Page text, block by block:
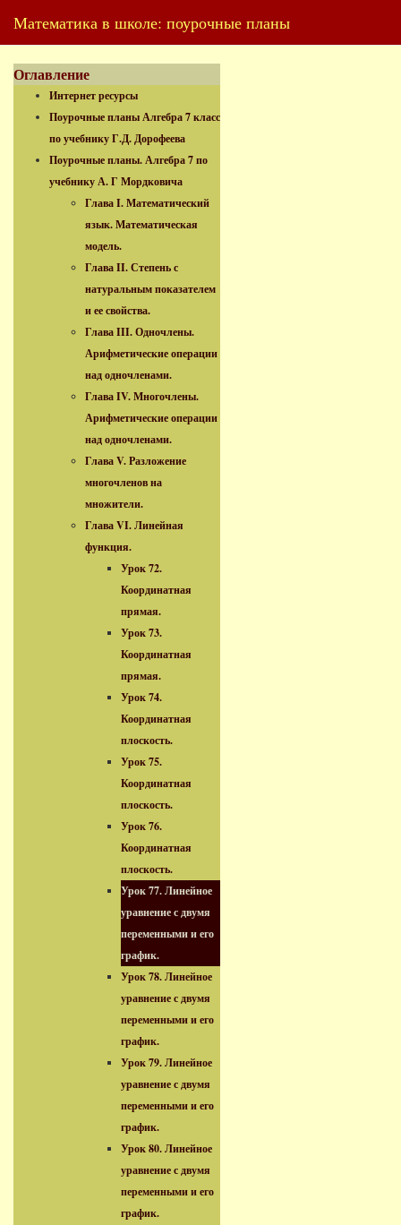
Математика в школе: поурочные планы
Оглавление
Интернет ресурсы
Поурочные планы Алгебра 7 класс
по учебнику Г.Д. Дорофеева
Поурочные планы. Алгебра 7 по
учебнику А. Г Мордковича
Глава I. Математический
язык. Математическая
модель.
Глава II. Степень с
натуральным показателем
и ее свойства.
Глава III. Одночлены.
Арифметические операции
над одночленами.
Глава IV. Многочлены.
Арифметические операции
над одночленами.
Глава V. Разложение
многочленов на
множители.
Глава VI. Линейная
функция.
Урок 72.
Координатная
прямая.
Урок 73.
Координатная
прямая.
Урок 74.
Координатная
плоскость.
Урок 75.
Координатная
плоскость.
Урок 76.
Координатная
плоскость.
Урок 77. Линейное
уравнение с двумя
переменными и его
график.
Урок 78. Линейное
уравнение с двумя
переменными и его
график.
Урок 79. Линейное
уравнение с двумя
переменными и его
график.
Урок 80. Линейное
уравнение с двумя
переменными и его
график.